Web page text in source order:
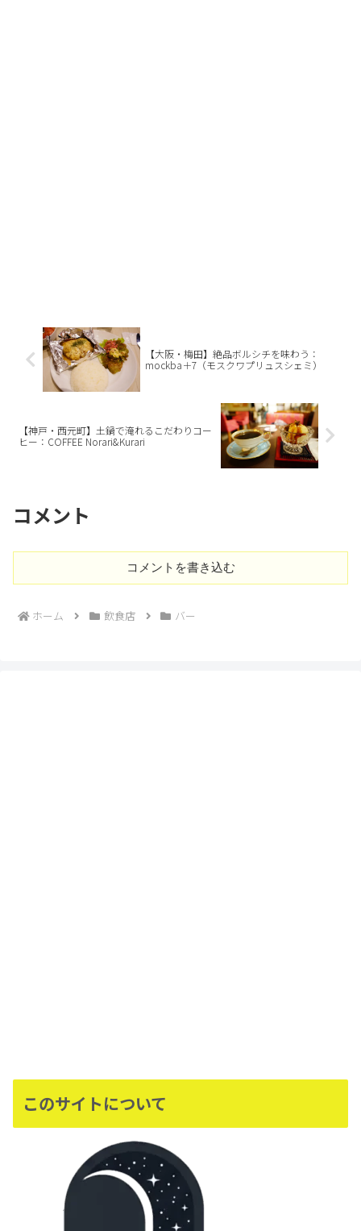
【大阪・梅田】絶品ボルシチを味わう：
mockba＋7（モスクワプリュスシェミ）
【神戸・西元町】土鍋で淹れるこだわりコー
ヒー：COFFEE Norari&Kurari
コメント
コメントを書き込む
ホーム 飲食店 バー
このサイトについて